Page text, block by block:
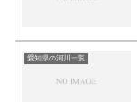
愛知県の河川一覧